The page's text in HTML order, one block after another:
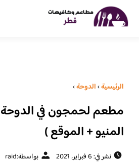
الرئيسية›الدوحة›
مطعم لحمجون في الدوحة
المنيو + الموقع )
نشر في: 6 فبراير، 2021 بواسطة:raid